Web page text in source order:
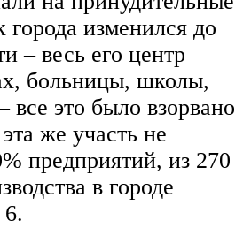
изменился до
– весь его центр
больницы, школы,
все это было взорвано
же участь не
предприятий, из 270
в городе
6.